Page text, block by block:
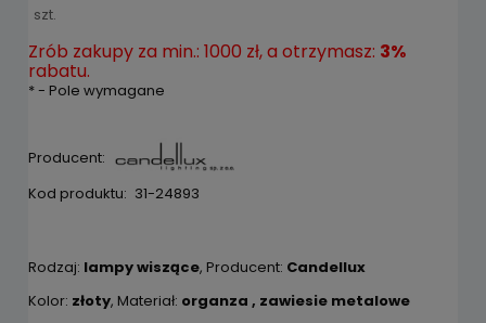
szt.
Zrób zakupy za min.: 1000 zł, a otrzymasz: 3%
rabatu.
*- Pole wymagane
Producent:
Kod produktu: 31-24893
Rodzaj: lampy wiszące, Producent: Candellux
Kolor: złoty, Materiał: organza , zawiesie metalowe